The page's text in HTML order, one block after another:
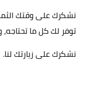
نشكرك على وقتك
توفر لك كل ما تحتاجه،
نشكرك على زيارتك لنا.